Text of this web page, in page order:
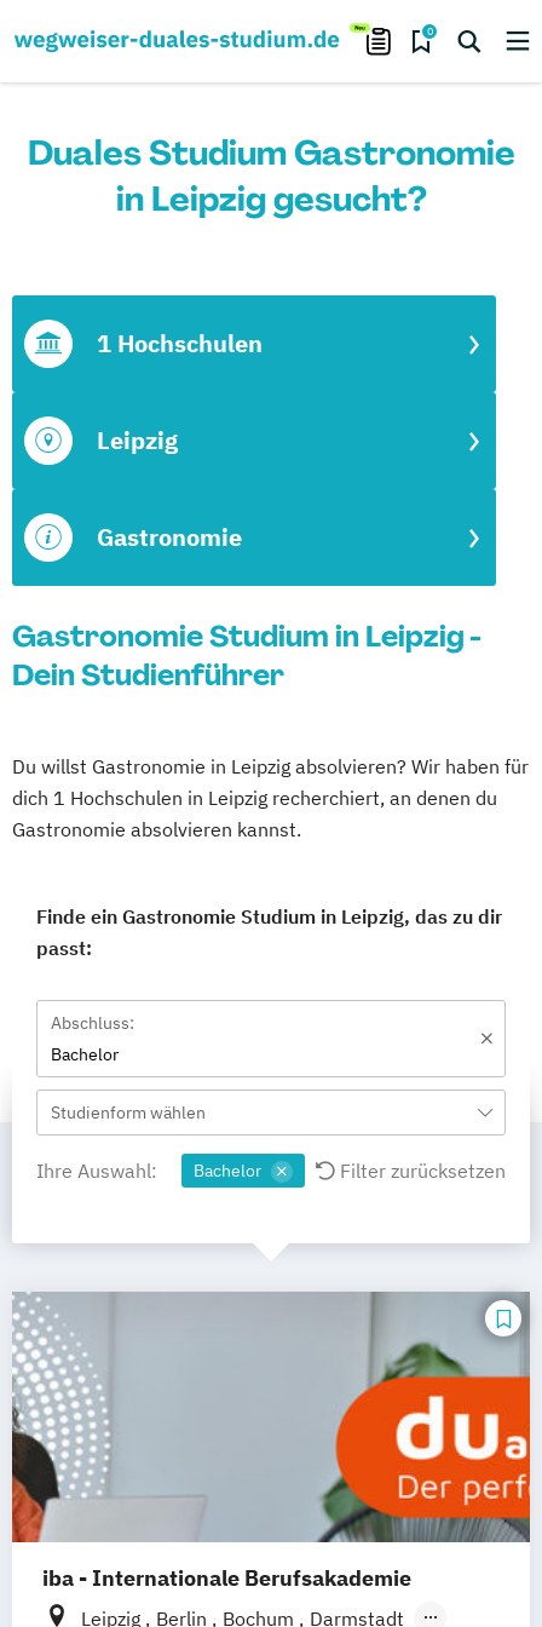
0
Duales Studium Gastronomie
in Leipzig gesucht?
Gastronomie
Leipzig
1 Hochschulen
Gastronomie Studium in Leipzig -
Dein Studienführer
Du willst Gastronomie in Leipzig absolvieren? Wir haben für
dich 1 Hochschulen in Leipzig recherchiert, an denen du
Gastronomie absolvieren kannst.
Finde ein Gastronomie Studium in Leipzig, das zu dir
passt:
Abschluss:
Bachelor
Studienform wählen
Ihre Auswahl: Bachelor Filter zurücksetzen
iba - Internationale Berufsakademie
Leipzig Berlin Bochum
Darmstadt